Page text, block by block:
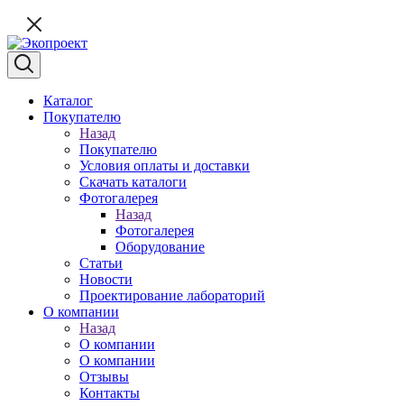
Каталог
Покупателю
Назад
Покупателю
Условия оплаты и доставки
Скачать каталоги
Фотогалерея
Назад
Фотогалерея
Оборудование
Статьи
Новости
Проектирование лабораторий
О компании
Назад
О компании
О компании
Отзывы
Контакты